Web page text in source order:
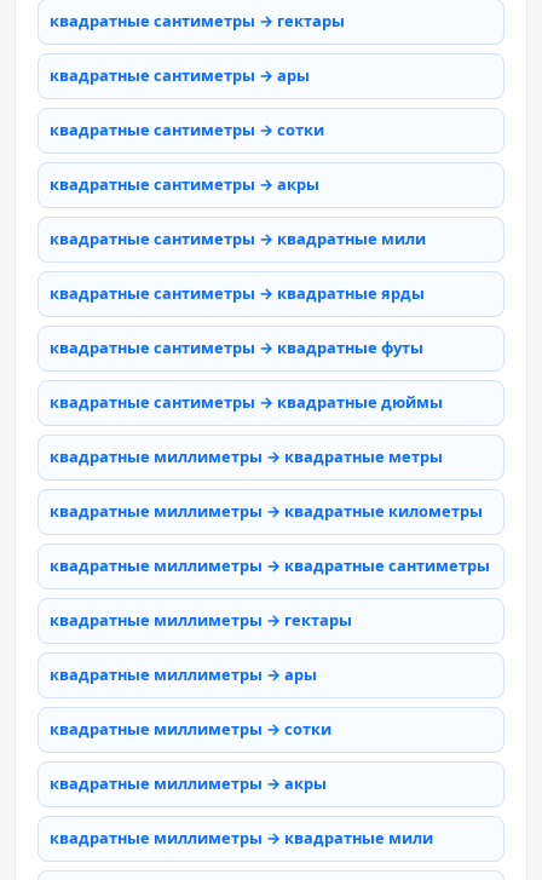
квадратные сантиметры → гектары
квадратные сантиметры → ары
квадратные сантиметры → сотки
квадратные сантиметры → акры
квадратные сантиметры → квадратные мили
квадратные сантиметры → квадратные ярды
квадратные сантиметры → квадратные футы
квадратные сантиметры → квадратные дюймы
квадратные миллиметры → квадратные метры
квадратные миллиметры → квадратные километры
квадратные миллиметры → квадратные сантиметры
квадратные миллиметры → гектары
квадратные миллиметры → ары
квадратные миллиметры → сотки
квадратные миллиметры → акры
квадратные миллиметры → квадратные мили